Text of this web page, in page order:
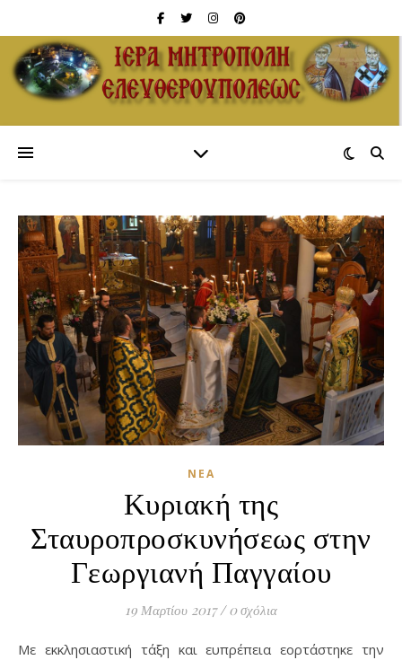
ΝΈΑ
Κυριακή της
Σταυροπροσκυνήσεως στην
Γεωργιανή Παγγαίου
19 Μαρτίου 2017 / 0 σχόλια
Με εκκλησιαστική τάξη και ευπρέπεια εορτάστηκε την